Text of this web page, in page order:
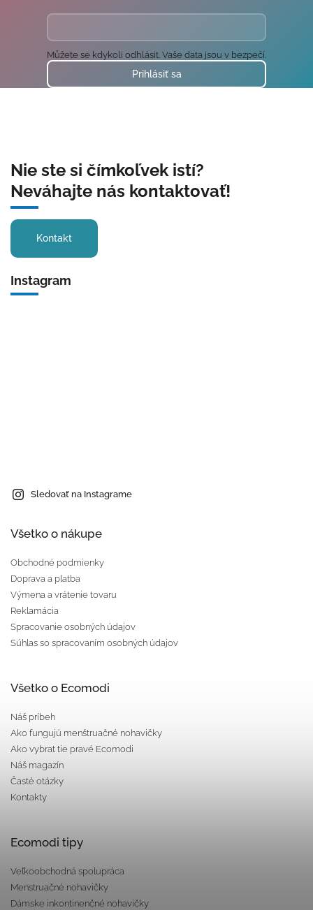
Můžete se kdykoli odhlásit. Vaše data jsou v bezpečí.
Prihlásiť sa
Nie ste si čímkoľvek istí?
Neváhajte nás kontaktovať!
Kontakt
Instagram
Sledovať na Instagrame
Všetko o nákupe
Obchodné podmienky
Doprava a platba
Výmena a vrátenie tovaru
Reklamácia
Spracovanie osobných údajov
Súhlas so spracovaním osobných údajov
Všetko o Ecomodi
Náš príbeh
Ako fungujú menštruačné nohavičky
Ako vybrat tie pravé Ecomodi
Náš magazín
Časté otázky
Kontakty
Ecomodi tipy
Veľkoobchodná spolupráca
Menstruačné nohavičky
Dámske inkontinenčné nohavičky